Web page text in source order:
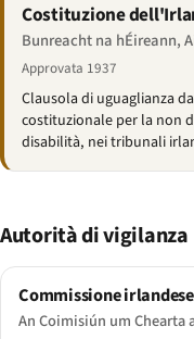
Costituzione
Bunreacht na hÉireann,
Approvata 1937
Clausola di uguaglianza
costituzionale per la non
disabilità, nei tribunali
Autorità di vigilanza
Commissione
An Coimisiún um Chearta